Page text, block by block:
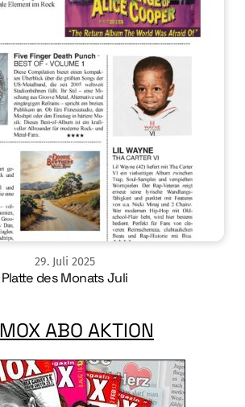
29. Juli 2025
Platte des Monats Juli
ABO AKTION